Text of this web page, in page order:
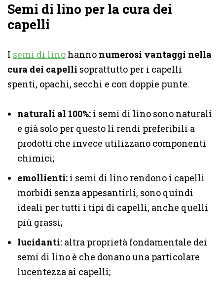
Semi di lino per la cura dei
capelli
I semi di lino hanno numerosi vantaggi nella
cura dei capelli soprattutto per i capelli
spenti, opachi, secchi e con doppie punte.
naturali al 100%: i semi di lino sono naturali
e già solo per questo li rendi preferibili a
prodotti che invece utilizzano componenti
chimici;
emollienti: i semi di lino rendono i capelli
morbidi senza appesantirli, sono quindi
ideali per tutti i tipi di capelli, anche quelli
più grassi;
lucidanti: altra proprietà fondamentale dei
semi di lino è che donano una particolare
lucentezza ai capelli;